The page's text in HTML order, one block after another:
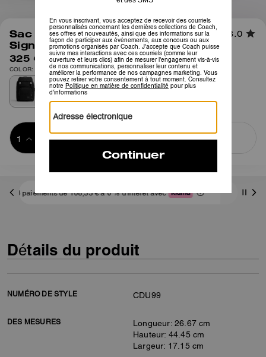
1/8
Sac à dos Logan en nylon
Signature
3.0
325 €
COLOR: Noir
Ajouter au
BAG
ACHETER MAINTENANT
Frais D'envoi Et De Retour Offerts
avec
Détails du produit
NUMÉRO DE STYLE CDU99
DES MESURES
Longueur: 26.67 cm
Hauteur: 44.45 cm
Largeur: 17.15 cm